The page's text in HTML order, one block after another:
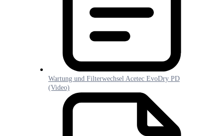
Wartung und Filterwechsel Acetec EvoDry PD
(Video)